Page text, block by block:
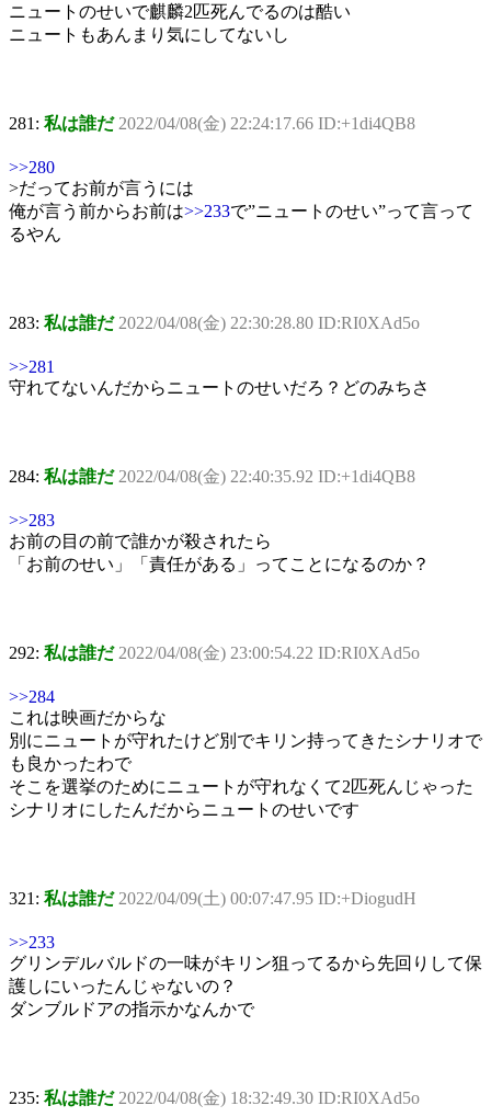
ニュートのせいで麒麟2匹死んでるのは酷い
ニュートもあんまり気にしてないし
281: 私は誰だ 2022/04/08(金) 22:24:17.66 ID:+1di4QB8
>>280
>だってお前が言うには
俺が言う前からお前は>>233で”ニュートのせい”って言って
るやん
283: 私は誰だ 2022/04/08(金) 22:30:28.80 ID:RI0XAd5o
>>281
守れてないんだからニュートのせいだろ？どのみちさ
284: 私は誰だ 2022/04/08(金) 22:40:35.92 ID:+1di4QB8
>>283
お前の目の前で誰かが殺されたら
「お前のせい」「責任がある」ってことになるのか？
292: 私は誰だ 2022/04/08(金) 23:00:54.22 ID:RI0XAd5o
>>284
これは映画だからな
別にニュートが守れたけど別でキリン持ってきたシナリオで
も良かったわで
そこを選挙のためにニュートが守れなくて2匹死んじゃった
シナリオにしたんだからニュートのせいです
321: 私は誰だ 2022/04/09(土) 00:07:47.95 ID:+DiogudH
>>233
グリンデルバルドの一味がキリン狙ってるから先回りして保
護しにいったんじゃないの？
ダンブルドアの指示かなんかで
235: 私は誰だ 2022/04/08(金) 18:32:49.30 ID:RI0XAd5o